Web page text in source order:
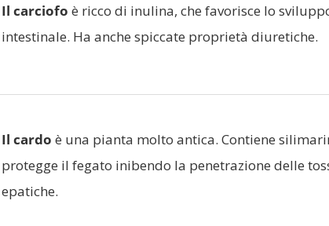
Il carciofo è ricco di inulina, che favorisce lo
intestinale. Ha anche spiccate proprietà diuretiche.
Il cardo è una pianta molto antica. Contiene
protegge il fegato inibendo la penetrazione delle
epatiche.